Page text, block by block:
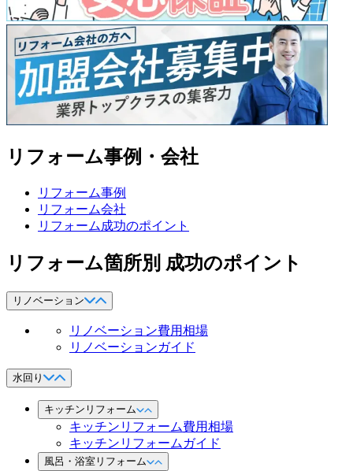
リフォーム事例・会社
リフォーム事例
リフォーム会社
リフォーム成功のポイント
リフォーム箇所別 成功のポイント
リノベーション
リノベーション費用相場
リノベーションガイド
水回り
キッチンリフォーム
キッチンリフォーム費用相場
キッチンリフォームガイド
風呂・浴室リフォーム